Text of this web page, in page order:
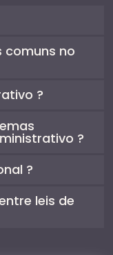
comuns no
?
?
?
leis de